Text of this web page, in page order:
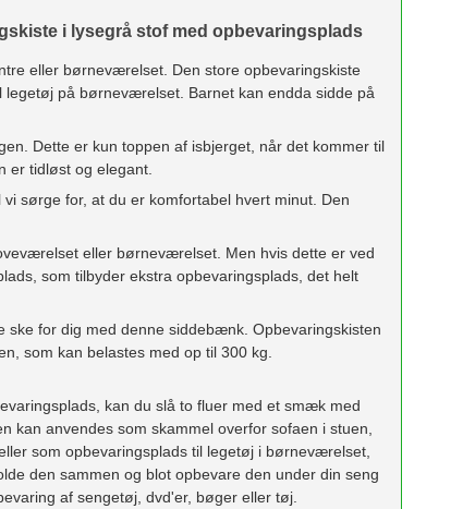
i lysegrå stof med opbevaringsplads
eller børneværelset. Den store opbevaringskiste
på børneværelset. Barnet kan endda sidde på
Dette er kun toppen af isbjerget, når det kommer til
er tidløst og elegant.
sørge for, at du er komfortabel hvert minut. Den
eller børneværelset. Men hvis dette er ved
som tilbyder ekstra opbevaringsplads, det helt
for dig med denne siddebænk. Opbevaringskisten
som kan belastes med op til 300 kg.
kan du slå to fluer med et smæk med
anvendes som skammel overfor sofaen i stuen,
som opbevaringsplads til legetøj i børneværelset,
den sammen og blot opbevare den under din seng
af sengetøj, dvd'er, bøger eller tøj.